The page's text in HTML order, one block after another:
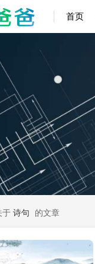
首页
于 诗句 的文章